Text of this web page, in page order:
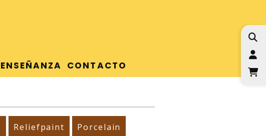
ENSEÑANZA CONTACTO
Reliefpaint Porcelain